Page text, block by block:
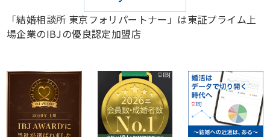
「結婚相談所 東京フォリパートナー」は東証プライム上
場企業のIBJの優良認定加盟店